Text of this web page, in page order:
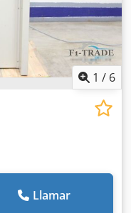
1 / 6
Llamar